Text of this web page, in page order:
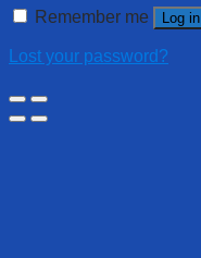
Remember me Log in
Lost your password?